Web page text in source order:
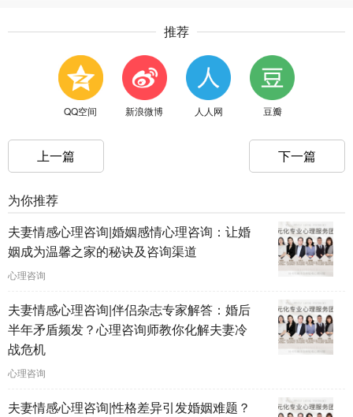
推荐
QQ空间 新浪微博 人人网 豆瓣
上一篇 下一篇
为你推荐
夫妻情感心理咨询|婚姻感情心理咨询：让婚
姻成为温馨之家的秘诀及咨询渠道
心理咨询
夫妻情感心理咨询|伴侣杂志专家解答：婚后
半年矛盾频发？心理咨询师教你化解夫妻冷
战危机
心理咨询
夫妻情感心理咨询|性格差异引发婚姻难题？